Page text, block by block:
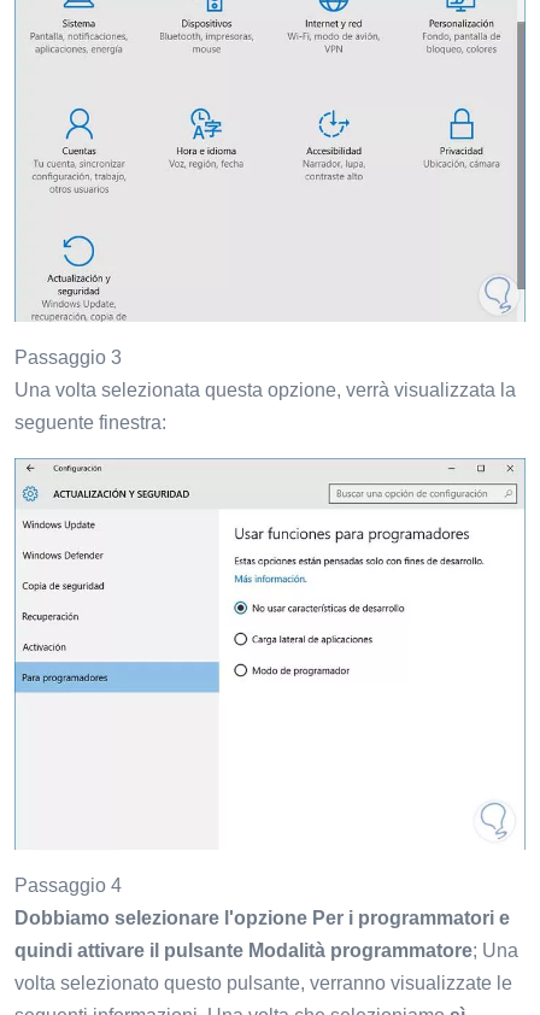
Passaggio 3
Una volta selezionata questa opzione, verrà visualizzata la
seguente finestra:
Passaggio 4
Dobbiamo selezionare l'opzione Per i programmatori e
quindi attivare il pulsante Modalità programmatore; Una
volta selezionato questo pulsante, verranno visualizzate le